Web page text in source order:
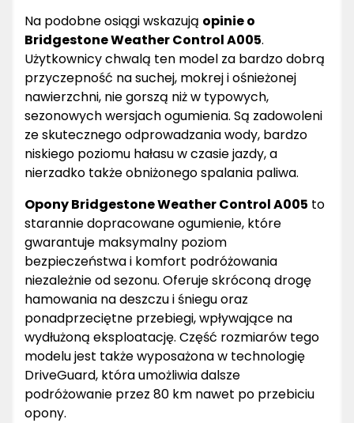
Na podobne osiągi wskazują opinie o
Bridgestone Weather Control A005.
Użytkownicy chwalą ten model za bardzo dobrą
przyczepność na suchej, mokrej i ośnieżonej
nawierzchni, nie gorszą niż w typowych,
sezonowych wersjach ogumienia. Są zadowoleni
ze skutecznego odprowadzania wody, bardzo
niskiego poziomu hałasu w czasie jazdy, a
nierzadko także obniżonego spalania paliwa.
Opony Bridgestone Weather Control A005 to
starannie dopracowane ogumienie, które
gwarantuje maksymalny poziom
bezpieczeństwa i komfort podróżowania
niezależnie od sezonu. Oferuje skróconą drogę
hamowania na deszczu i śniegu oraz
ponadprzeciętne przebiegi, wpływające na
wydłużoną eksploatację. Część rozmiarów tego
modelu jest także wyposażona w technologię
DriveGuard, która umożliwia dalsze
podróżowanie przez 80 km nawet po przebiciu
opony.